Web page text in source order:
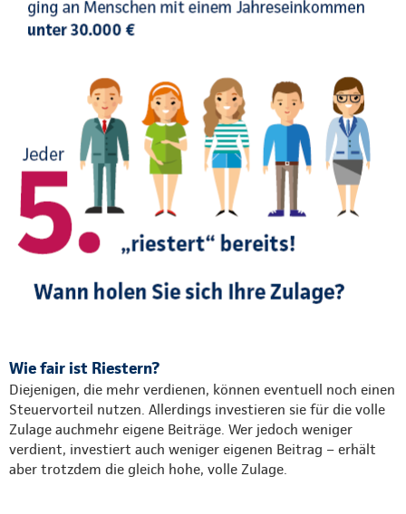
Wie fair ist Riestern?
Diejenigen, die mehr verdienen, können eventuell noch einen
Steuervorteil nutzen. Allerdings investieren sie für die volle
Zulage auchmehr eigene Beiträge. Wer jedoch weniger
verdient, investiert auch weniger eigenen Beitrag – erhält
aber trotzdem die gleich hohe, volle Zulage.